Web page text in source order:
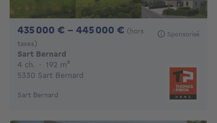
435 000 € - 445 000 € De 435000€ À
(hors
taxes)
Sponsorisé
Sart Bernard
4 ch. 4 chambres
· 192 m²
5330 Sart Bernard
Sart Bernard